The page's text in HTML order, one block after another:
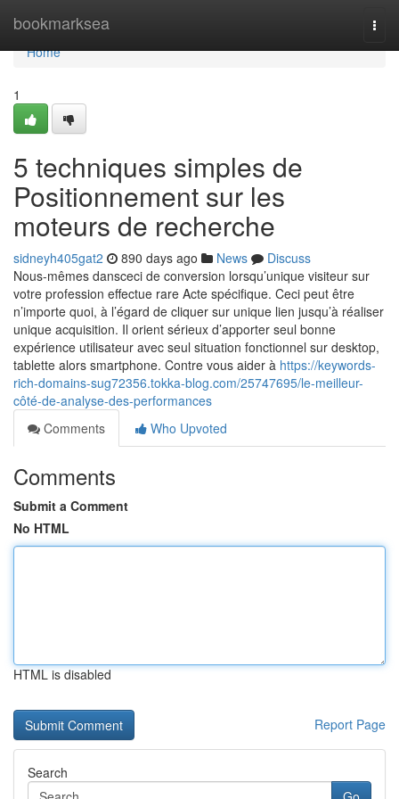
bookmarksea
Home
Home
1
5 techniques simples de
Positionnement sur les
moteurs de recherche
sidneyh405gat2 890 days ago News
Discuss
Nous-mêmes dans­ceci de con­ver­sion lorsqu’unique vis­i­teur sur
votre profession effectue rare Acte spé­ci­fique. Ceci peut être
n’importe quoi, à l’égard de cli­quer sur unique lien jusqu’à réaliser
unique acquisition. Il orient sérieux d’apporter seul bonne
expérience utilisateur avec seul situation fonctionnel sur desktop,
tablette alors smartphone. Contre vous aider à https://keywords-
rich-domains-sug72356.tokka-blog.com/25747695/le-meilleur-
côté-de-analyse-des-performances
Comments
Who Upvoted
Comments
Submit a Comment
No HTML
HTML is disabled
Report Page
Search